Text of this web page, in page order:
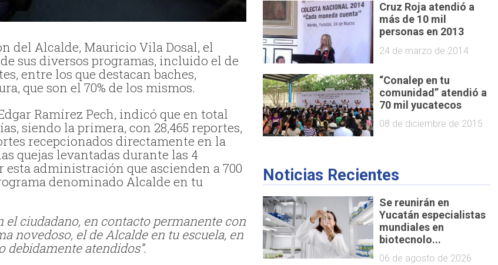
del Alcalde, Mauricio Vila Dosal, el
sus diversos programas, incluido el de
entre los que destacan baches,
que son el 70% de los mismos.
Ramírez Pech, indicó que en total
siendo la primera, con 28,465 reportes,
recepcionados directamente en la
quejas levantadas durante las 4
administración que ascienden a 700
denominado Alcalde en tu
el ciudadano, en contacto permanente con
novedoso, el de Alcalde en tu escuela, en
debidamente atendidos”.
Cruz Roja atendió a
más de 10 mil
personas en 2013
24 de marzo de 2014
“Conalep en tu
comunidad” atendió a
70 mil yucatecos
08 de diciembre de 2015
Noticias Recientes
Se reunirán en
Yucatán especialistas
mundiales en
biotecnolo...
06 de agosto de 2026